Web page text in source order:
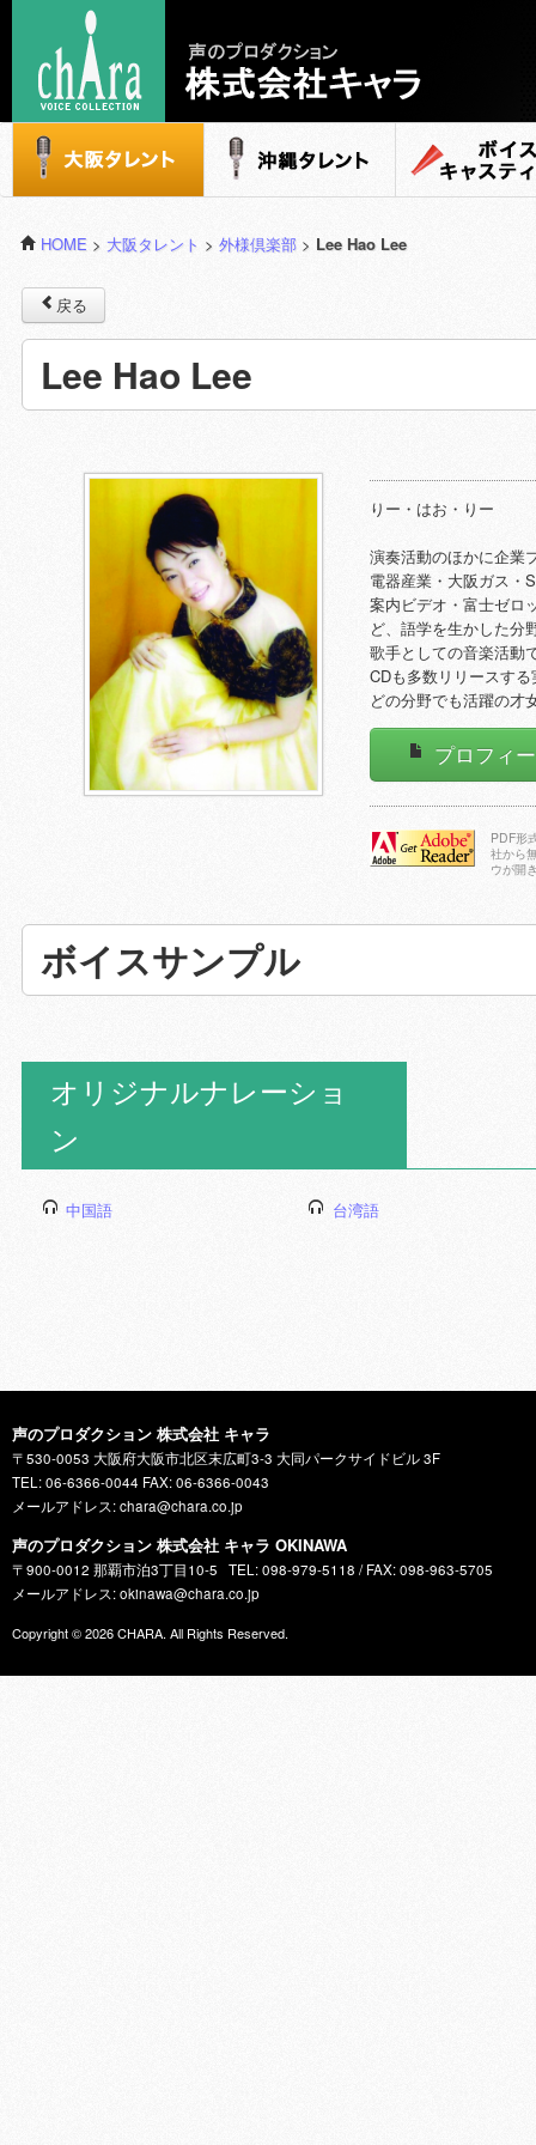
声のプロダクション - 株式会社キャラ
大阪タレント 沖縄タレント
HOME > 大阪タレント > 外様倶楽部 > Lee Hao Lee
戻る
Lee Hao Lee
りー・はお・りー
演奏活動のほかに企業
電器産業・大阪ガス・
案内ビデオ・富士ゼロ
ど、語学を生かした分
歌手としての音楽活動
CDも多数リリースす
どの分野でも活躍の才
プロフィ
ドする
PDF形
社から
ウが開
ボイスサンプル
オリジナルナレーショ
ン
中国語 台湾語
声のプロダクション 株式会社 キャラ
〒530-0053 大阪府大阪市北区末広町3-3 大同パークサイドビル 3F
TEL: 06-6366-0044 FAX: 06-6366-0043
メールアドレス: chara@chara.co.jp
声のプロダクション 株式会社 キャラ OKINAWA
〒900-0012 那覇市泊3丁目10-5
TEL: 098-979-5118 / FAX: 098-963-5705
メールアドレス: okinawa@chara.co.jp
Copyright © 2026CHARA. All Rights Reserved.